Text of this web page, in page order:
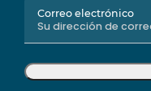
Correo electrónico